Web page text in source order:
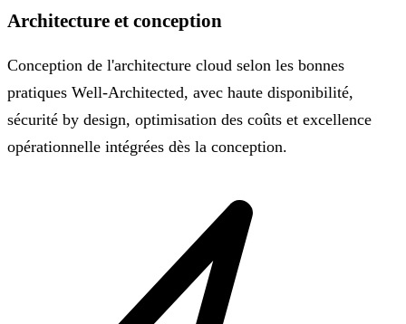
Architecture et conception
Conception de l'architecture cloud selon les bonnes
pratiques Well-Architected, avec haute disponibilité,
sécurité by design, optimisation des coûts et excellence
opérationnelle intégrées dès la conception.